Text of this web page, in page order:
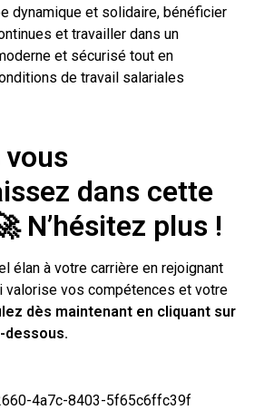
dynamique et solidaire, bénéficier
et travailler dans un
et sécurisé tout en
de travail salariales
vous
dans cette
N’hésitez plus !
élan à votre carrière en rejoignant
valorise vos compétences et votre
dès maintenant en cliquant sur
dessous.
4a7c-8403-5f65c6ffc39f